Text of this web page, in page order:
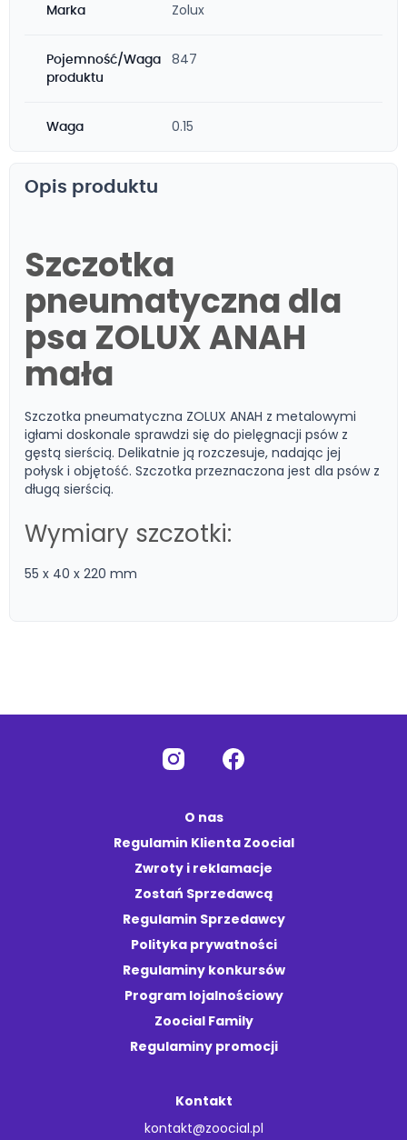
Marka Zolux
Pojemność/Waga
produktu
847
Waga 0.15
Opis produktu
Szczotka
pneumatyczna dla
psa ZOLUX ANAH
mała
Szczotka pneumatyczna ZOLUX ANAH z metalowymi
igłami doskonale sprawdzi się do pielęgnacji psów z
gęstą sierścią. Delikatnie ją rozczesuje, nadając jej
połysk i objętość. Szczotka przeznaczona jest dla psów z
długą sierścią.
Wymiary szczotki:
55 x 40 x 220 mm
O nas
Regulamin Klienta Zoocial
Zwroty i reklamacje
Zostań Sprzedawcą
Regulamin Sprzedawcy
Polityka prywatności
Regulaminy konkursów
Program lojalnościowy
Zoocial Family
Regulaminy promocji
Kontakt
kontakt@zoocial.pl